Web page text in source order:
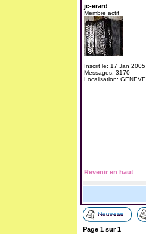
jc-erard
Membre actif
Inscrit le: 17 Jan 2005
Messages: 3170
Localisation: GENEVE
Revenir en haut
Page 1sur1